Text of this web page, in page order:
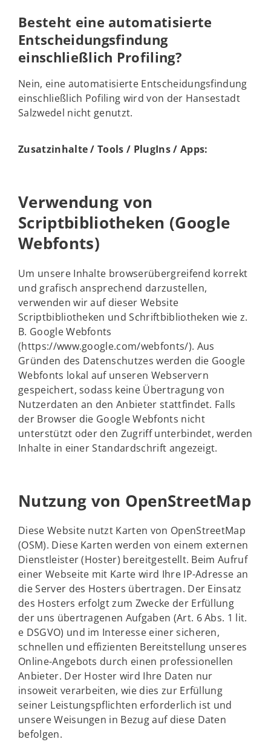
Besteht eine automatisierte
Entscheidungsfindung
einschließlich Profiling?
Nein, eine automatisierte Entscheidungsfindung
einschließlich Pofiling wird von der Hansestadt
Salzwedel nicht genutzt.
Zusatzinhalte / Tools / PlugIns / Apps:
Verwendung von
Scriptbibliotheken (Google
Webfonts)
Um unsere Inhalte browserübergreifend korrekt
und grafisch ansprechend darzustellen,
verwenden wir auf dieser Website
Scriptbibliotheken und Schriftbibliotheken wie z.
B. Google Webfonts
(https://www.google.com/webfonts/). Aus
Gründen des Datenschutzes werden die Google
Webfonts lokal auf unseren Webservern
gespeichert, sodass keine Übertragung von
Nutzerdaten an den Anbieter stattfindet. Falls
der Browser die Google Webfonts nicht
unterstützt oder den Zugriff unterbindet, werden
Inhalte in einer Standardschrift angezeigt.
Nutzung von OpenStreetMap
Diese Website nutzt Karten von OpenStreetMap
(OSM). Diese Karten werden von einem externen
Dienstleister (Hoster) bereitgestellt. Beim Aufruf
einer Webseite mit Karte wird Ihre IP-Adresse an
die Server des Hosters übertragen. Der Einsatz
des Hosters erfolgt zum Zwecke der Erfüllung
der uns übertragenen Aufgaben (Art. 6 Abs. 1 lit.
e DSGVO) und im Interesse einer sicheren,
schnellen und effizienten Bereitstellung unseres
Online-Angebots durch einen professionellen
Anbieter. Der Hoster wird Ihre Daten nur
insoweit verarbeiten, wie dies zur Erfüllung
seiner Leistungspflichten erforderlich ist und
unsere Weisungen in Bezug auf diese Daten
befolgen.